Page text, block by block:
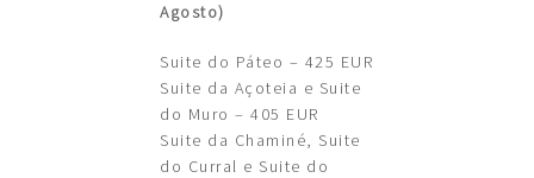
Agosto)
Suite do Páteo – 425 EUR
Suite da Açoteia e Suite
do Muro – 405 EUR
Suite da Chaminé, Suite
do Curral e Suite do